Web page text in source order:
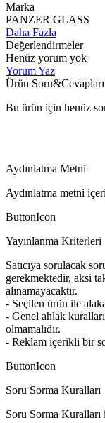
Marka
PANZER GLASS
Daha Fazla
Değerlendirmeler
Henüz yorum yok
Yorum Yaz
Ürün Soru&Cevapları
Bu ürün için henüz
Aydınlatma Metni
Aydınlatma metni
ButtonIcon
Yayınlanma Kriterleri
Satıcıya sorulacak
gerekmektedir, aksi
alınamayacaktır.
- Seçilen ürün ile
- Genel ahlak
olmamalıdır.
- Reklam içerikli bir
ButtonIcon
Soru Sorma Kuralları
Soru Sorma Kuralları